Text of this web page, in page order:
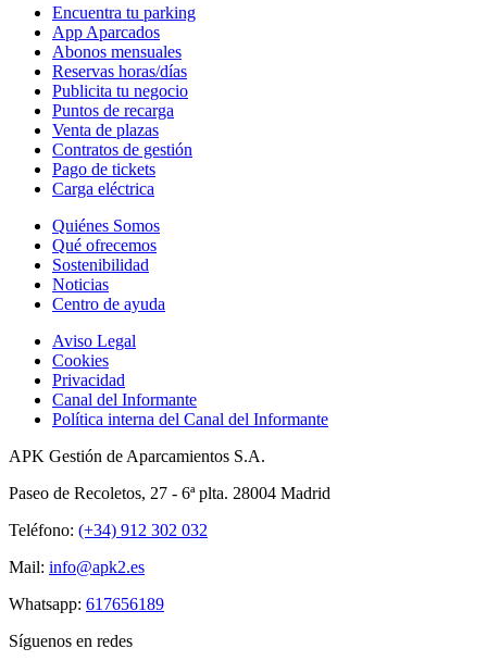
Encuentra tu parking
App Aparcados
Abonos mensuales
Reservas horas/días
Publicita tu negocio
Puntos de recarga
Venta de plazas
Contratos de gestión
Pago de tickets
Carga eléctrica
Quiénes Somos
Qué ofrecemos
Sostenibilidad
Noticias
Centro de ayuda
Aviso Legal
Cookies
Privacidad
Canal del Informante
Política interna del Canal del Informante
APK Gestión de Aparcamientos S.A.
Paseo de Recoletos, 27 - 6ª plta. 28004 Madrid
Teléfono: (+34) 912 302 032
Mail: info@apk2.es
Whatsapp: 617656189
Síguenos en redes